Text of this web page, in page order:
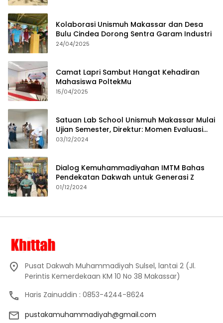
Kolaborasi Unismuh Makassar dan Desa
Bulu Cindea Dorong Sentra Garam Industri
24/04/2025
Camat Lapri Sambut Hangat Kehadiran
Mahasiswa PoltekMu
15/04/2025
Satuan Lab School Unismuh Makassar Mulai
Ujian Semester, Direktur: Momen Evaluasi
Proses Pembelajaran
03/12/2024
Dialog Kemuhammadiyahan IMTM Bahas
Pendekatan Dakwah untuk Generasi Z
01/12/2024
Pusat Dakwah Muhammadiyah Sulsel, lantai 2 (Jl.
Perintis Kemerdekaan KM 10 No 38 Makassar)
Haris Zainuddin : 0853-4244-8624
pustakamuhammadiyah@gmail.com